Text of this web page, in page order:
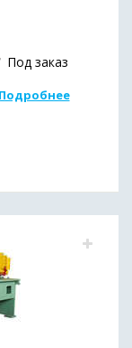
Под заказ
Подробнее